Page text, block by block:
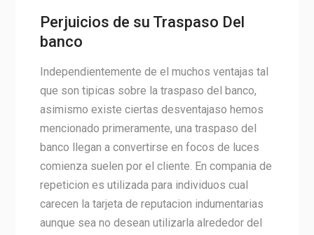
Perjuicios de su Traspaso Del
banco
Independientemente de el muchos ventajas tal
que son tipicas sobre la traspaso del banco,
asimismo existe ciertas desventajaso hemos
mencionado primeramente, una traspaso del
banco llegan a convertirse en focos de luces
comienza suelen por el cliente. En compania de
repeticion es utilizada para individuos cual
carecen la tarjeta de reputacion indumentarias
aunque sea no desean utilizarla alrededor del